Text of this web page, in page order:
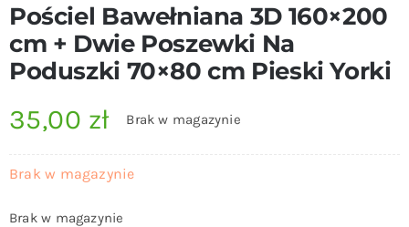
Pościel Bawełniana 3D 160×200
cm + Dwie Poszewki Na
Poduszki 70×80 cm Pieski Yorki
35,00 zł Brak w magazynie
Brak w magazynie
Brak w magazynie